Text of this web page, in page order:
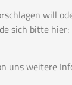
will
sich bitte hier:
uns weitere